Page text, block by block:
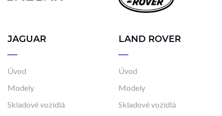
JAGUAR
Úvod
Modely
Skladové vozidlá
LAND ROVER
Úvod
Modely
Skladové vozidlá